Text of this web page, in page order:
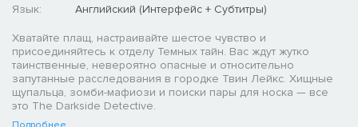
Язык:
Английский (Интерфейс + Субтитры)
Хватайте плащ, настраивайте шестое чувство и
присоединяйтесь к отделу Темных тайн. Вас ждут жутко
таинственные, невероятно опасные и относительно
запутанные расследования в городке Твин Лейкс. Хищные
щупальца, зомби-мафиози и поиски пары для носка — все
это The Darkside Detective.